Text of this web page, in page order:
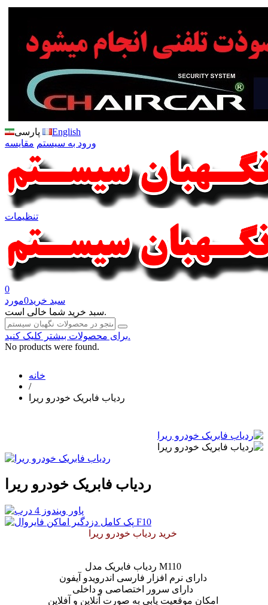
پارسی
English
ورود به سیستم مقایسه
تنظیمات
0
سبد خرید0مورد
سبد خرید شما خالی است.
برای محصولات بیشتر کلیک کنید.
No products were found.
خانه
/
ردیاب فابریک خودرو ریرا
ردیاب فابریک خودرو ریرا
ردیاب فابریک مدل M110
دارای نرم افزار فارسی اندرویدو آیفون